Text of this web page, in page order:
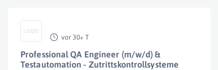
vor 30+ T
Professional QA Engineer (m/w/d) &
Testautomation - Zutrittskontrollsysteme